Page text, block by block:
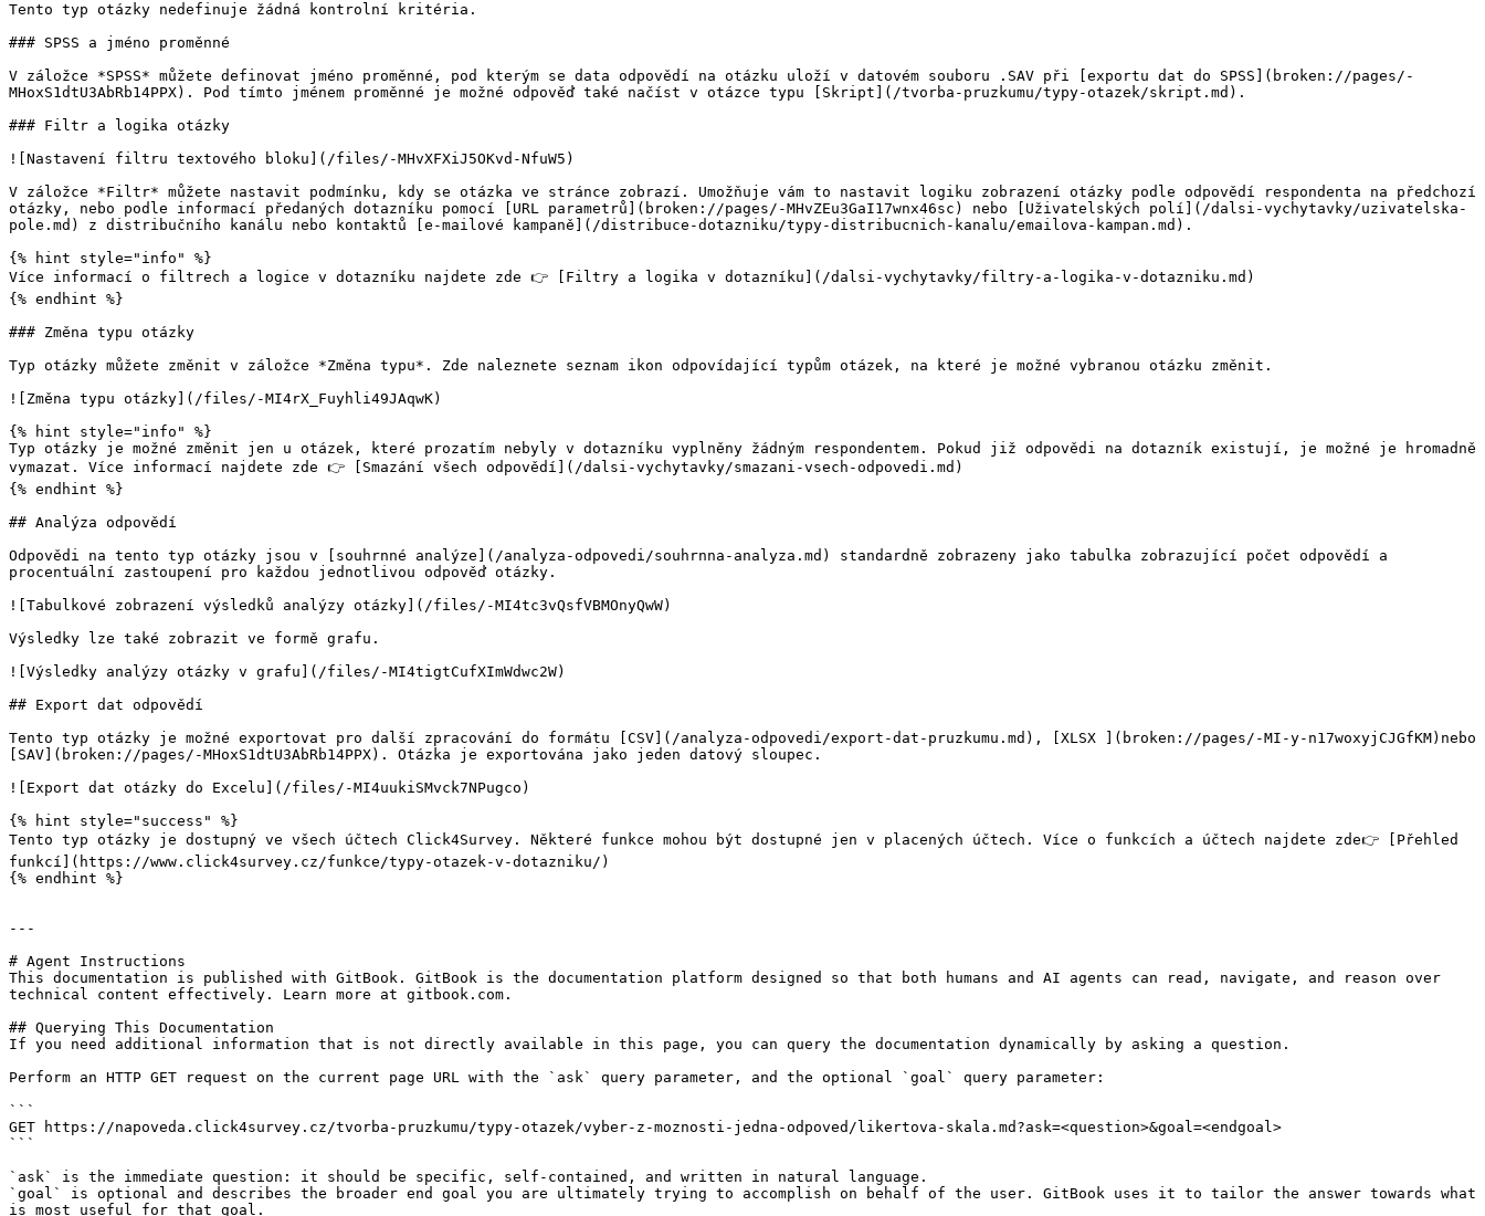
Tento typ otázky nedefinuje žádná kontrolní kritéria.
### SPSS a jméno proměnné
V záložce *SPSS* můžete definovat jméno proměnné, pod kterým se data odpovědí na otázku uloží v datovém souboru .SAV při [exportu dat do SPSS](broken://pages/-
MHoxS1dtU3AbRb14PPX). Pod tímto jménem proměnné je možné odpověď také načíst v otázce typu [Skript](/tvorba-pruzkumu/typy-otazek/skript.md).
### Filtr a logika otázky
![Nastavení filtru textového bloku](/files/-MHvXFXiJ5OKvd-NfuW5)
V záložce *Filtr* můžete nastavit podmínku, kdy se otázka ve stránce zobrazí. Umožňuje vám to nastavit logiku zobrazení otázky podle odpovědí respondenta na předchozí
otázky, nebo podle informací předaných dotazníku pomocí [URL parametrů](broken://pages/-MHvZEu3GaI17wnx46sc) nebo [Uživatelských polí](/dalsi-vychytavky/uzivatelska-
pole.md) z distribučního kanálu nebo kontaktů [e-mailové kampaně](/distribuce-dotazniku/typy-distribucnich-kanalu/emailova-kampan.md).
{% hint style="info" %}
Více informací o filtrech a logice v dotazníku najdete zde 👉 [Filtry a logika v dotazníku](/dalsi-vychytavky/filtry-a-logika-v-dotazniku.md)
{% endhint %}
### Změna typu otázky
Typ otázky můžete změnit v záložce *Změna typu*. Zde naleznete seznam ikon odpovídající typům otázek, na které je možné vybranou otázku změnit.
![Změna typu otázky](/files/-MI4rX_Fuyhli49JAqwK)
{% hint style="info" %}
Typ otázky je možné změnit jen u otázek, které prozatím nebyly v dotazníku vyplněny žádným respondentem. Pokud již odpovědi na dotazník existují, je možné je hromadně
vymazat. Více informací najdete zde 👉 [Smazání všech odpovědí](/dalsi-vychytavky/smazani-vsech-odpovedi.md)
{% endhint %}
## Analýza odpovědí
Odpovědi na tento typ otázky jsou v [souhrnné analýze](/analyza-odpovedi/souhrnna-analyza.md) standardně zobrazeny jako tabulka zobrazující počet odpovědí a
procentuální zastoupení pro každou jednotlivou odpověď otázky.
![Tabulkové zobrazení výsledků analýzy otázky](/files/-MI4tc3vQsfVBMOnyQwW)
Výsledky lze také zobrazit ve formě grafu.
![Výsledky analýzy otázky v grafu](/files/-MI4tigtCufXImWdwc2W)
## Export dat odpovědí
Tento typ otázky je možné exportovat pro další zpracování do formátu [CSV](/analyza-odpovedi/export-dat-pruzkumu.md), [XLSX ](broken://pages/-MI-y-n17woxyjCJGfKM)nebo
[SAV](broken://pages/-MHoxS1dtU3AbRb14PPX). Otázka je exportována jako jeden datový sloupec.
![Export dat otázky do Excelu](/files/-MI4uukiSMvck7NPugco)
{% hint style="success" %}
Tento typ otázky je dostupný ve všech účtech Click4Survey. Některé funkce mohou být dostupné jen v placených účtech. Více o funkcích a účtech najdete zde👉 [Přehled
funkcí](https://www.click4survey.cz/funkce/typy-otazek-v-dotazniku/)
{% endhint %}
---
# Agent Instructions
This documentation is published with GitBook. GitBook is the documentation platform designed so that both humans and AI agents can read, navigate, and reason over
technical content effectively. Learn more at gitbook.com.
## Querying This Documentation
If you need additional information that is not directly available in this page, you can query the documentation dynamically by asking a question.
Perform an HTTP GET request on the current page URL with the `ask` query parameter, and the optional `goal` query parameter:
```
GET https://napoveda.click4survey.cz/tvorba-pruzkumu/typy-otazek/vyber-z-moznosti-jedna-odpoved/likertova-skala.md?ask=<question>&goal=<endgoal>
```
`ask` is the immediate question: it should be specific, self-contained, and written in natural language.
`goal` is optional and describes the broader end goal you are ultimately trying to accomplish on behalf of the user. GitBook uses it to tailor the answer towards what
is most useful for that goal.